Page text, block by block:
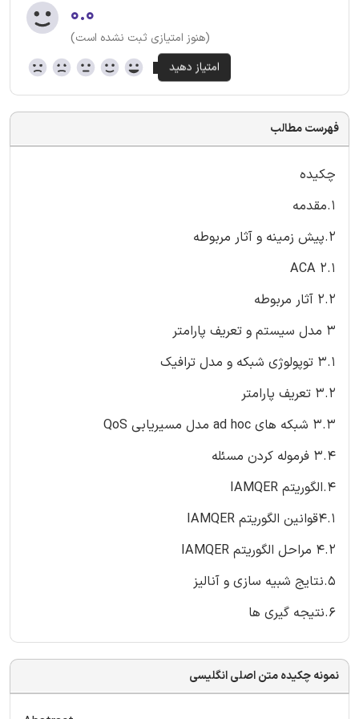
۰.۰
(هنوز امتیازی ثبت نشده است)
فهرست مطالب
چکیده
1.مقدمه
2.پیش زمینه و آثار مربوطه
2.1 ACA
2.2 آثار مربوطه
3 مدل سیستم و تعریف پارامتر
3.1 توپولوژی شبکه و مدل ترافیک
3.2 تعریف پارامتر
3.3 شبکه های ad hoc مدل مسیریابی QoS
3.4 فرموله کردن مسئله
4.الگوریتم IAMQER
4.1قوانین الگوریتم IAMQER
4.2 مراحل الگوریتم IAMQER
5.نتایج شبیه سازی و آنالیز
6.نتیجه گیری ها
نمونه چکیده متن اصلی انگلیسی